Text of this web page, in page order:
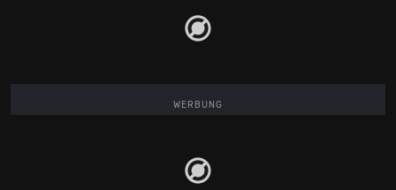
WERBUNG